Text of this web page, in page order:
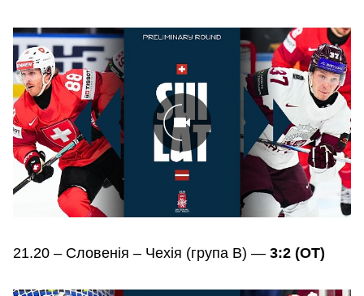
21.20 – Словенія – Чехія (група В) — 3:2 (ОТ)